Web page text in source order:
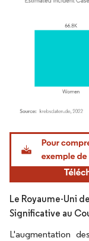
Image © Mordor
Le Royaume-Uni
Significative au
L'augmentation